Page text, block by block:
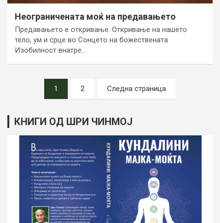
Неограничената моќ на предавањето
Предавањето е откривање. Откривање на нашето
тело, ум и срце во Сонцето на божествената
Изобилност внатре…
pagination
1 2 Следна страница
КНИГИ ОД ШРИ ЧИНМОЈ